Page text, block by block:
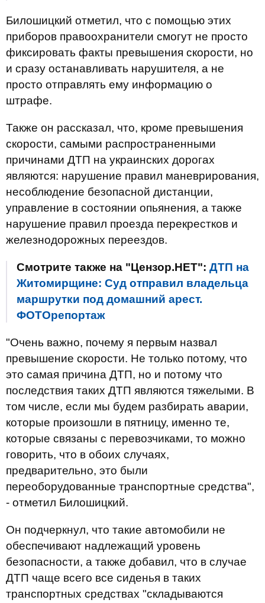
Билошицкий отметил, что с помощью этих
приборов правоохранители смогут не просто
фиксировать факты превышения скорости, но
и сразу останавливать нарушителя, а не
просто отправлять ему информацию о
штрафе.
Также он рассказал, что, кроме превышения
скорости, самыми распространенными
причинами ДТП на украинских дорогах
являются: нарушение правил маневрирования,
несоблюдение безопасной дистанции,
управление в состоянии опьянения, а также
нарушение правил проезда перекрестков и
железнодорожных переездов.
Смотрите также на "Цензор.НЕТ": ДТП на
Житомирщине: Суд отправил владельца
маршрутки под домашний арест.
ФОТОрепортаж
"Очень важно, почему я первым назвал
превышение скорости. Не только потому, что
это самая причина ДТП, но и потому что
последствия таких ДТП являются тяжелыми. В
том числе, если мы будем разбирать аварии,
которые произошли в пятницу, именно те,
которые связаны с перевозчиками, то можно
говорить, что в обоих случаях,
предварительно, это были
переоборудованные транспортные средства",
- отметил Билошицкий.
Он подчеркнул, что такие автомобили не
обеспечивают надлежащий уровень
безопасности, а также добавил, что в случае
ДТП чаще всего все сиденья в таких
транспортных средствах "складываются